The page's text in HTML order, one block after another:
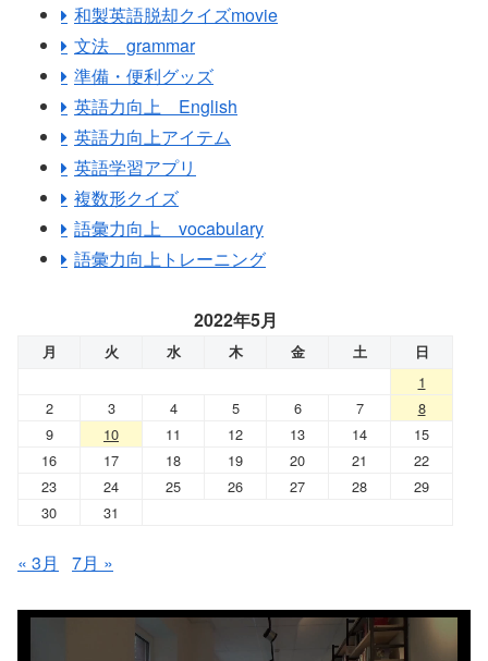
和製英語脱却クイズmovie
文法 grammar
準備・便利グッズ
英語力向上 English
英語力向上アイテム
英語学習アプリ
複数形クイズ
語彙力向上 vocabulary
語彙力向上トレーニング
2022年5月
月 火 水 木 金 土 日
1
2
3 4 5 6 7
8
9
10 11 12 13 14
15
16
17 18 19 20 21
22
23
24 25 26 27 28
29
30
31
« 3月 7月 »
動